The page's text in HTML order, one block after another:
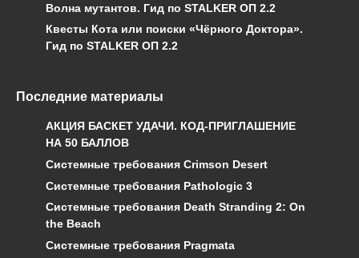
Волна мутантов. Гид по STALKER ОП 2.2
Квесты Кота или поиски «Чёрного Доктора».
Гид по STALKER ОП 2.2
Последние материалы
АКЦИЯ БАСКЕТ УДАЧИ. КОД-ПРИГЛАШЕНИЕ
НА 50 БАЛЛОВ
Системные требования Crimson Desert
Системные требования Pathologic 3
Системные требования Death Stranding 2: On
the Beach
Системные требования Pragmata